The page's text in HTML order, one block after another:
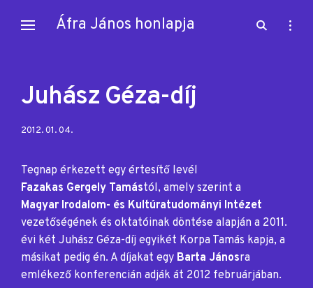
Áfra János honlapja
open
open
Juhász Géza-díj
Posted
2012. 01. 04.
Tegnap érkezett egy értesítő levél
Fazakas Gergely Tamástól, amely szerint a
Magyar Irodalom- és Kultúratudományi Intézet
vezetőségének és oktatóinak döntése alapján a 2011.
évi két Juhász Géza-díj egyikét Korpa Tamás kapja, a
másikat pedig én. A díjakat egy Barta Jánosra
emlékező konferencián adják át 2012 februárjában.